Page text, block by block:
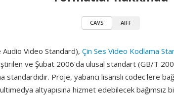
CAVS AIFF
Audio Video Standard), Çin Ses Video Kodlama
ve Şubat 2006'da ulusal standart (GB/T
standardıdır. Proje, yabancı lisanslı codec'lere
altyapısına hizmet edebilecek bağımsız